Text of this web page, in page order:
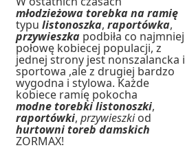
młodzieżowa torebka na ramię
typu listonoszka,raportówka,
przywieszka podbiła co najmniej
połowę kobiecej populacji, z
jednej strony jest nonszalancka i
sportowa ,ale z drugiej bardzo
wygodna i stylowa. Każde
kobiece ramię pokocha
modnetorebkilistonoszki,
raportówki,przywieszkiod
hurtowni toreb damskich
ZORMAX!